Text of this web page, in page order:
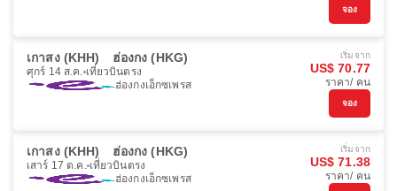
จอง
เกาสง (KHH) ฮ่องกง (HKG)
ศุกร์ 14 ส.ค. เที่ยวบินตรง
ฮ่องกงเอ็กซเพรส
เริ่มจาก
US$ 70.77
ราคา/ คน
จอง
เกาสง (KHH) ฮ่องกง (HKG)
เสาร์ 17 ต.ค. เที่ยวบินตรง
ฮ่องกงเอ็กซเพรส
เริ่มจาก
US$ 71.38
ราคา/ คน